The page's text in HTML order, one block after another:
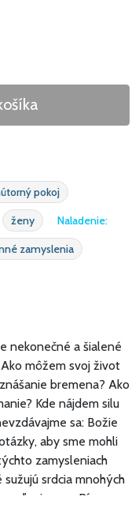
pokoj
ženy
Naladenie:
zamyslenia
nekonečné a šialené
môžem svoj život
bremena? Ako
Kde nájdem silu
sa: Božie
aby sme mohli
zamysleniach
srdcia mnohých
priamo z Písma
s podnetmi na